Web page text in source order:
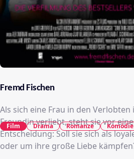
Fremd Fischen
Als sich eine Frau in den
Freundin verliebt, steht sie vor
Entscheidung: Soll sie sich als
oder um ihre große Liebe
Film Drama Romanze Komödie